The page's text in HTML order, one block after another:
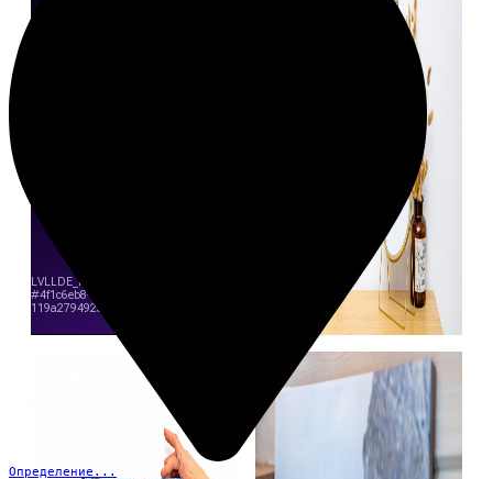
Определение...